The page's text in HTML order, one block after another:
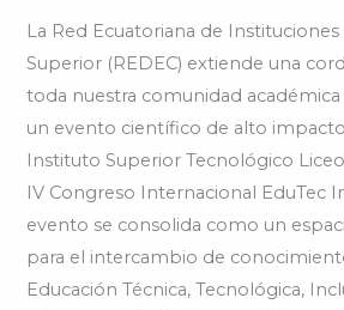
La Red Ecuatoriana de
Superior (REDEC) extiende una
toda nuestra comunidad
un evento científico de alto
Instituto Superior Tecnológico
IV Congreso Internacional EduTec
evento se consolida como un
para el intercambio de
Educación Técnica, Tecnológica,
ISTLA
2026”